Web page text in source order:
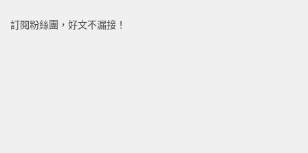
訂閱粉絲團，好文不漏接！